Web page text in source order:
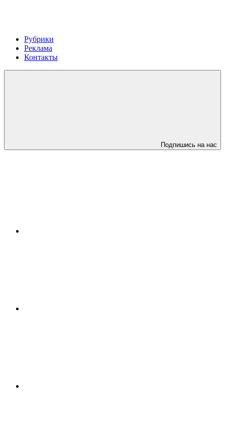
Рубрики
Реклама
Контакты
Подпишись на нас